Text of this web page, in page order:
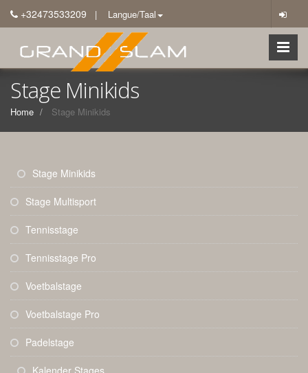
+32473533209 | Langue/Taal
Stage Minikids
Home Stage Minikids
Stage Minikids
Stage Multisport
Tennisstage
Tennisstage Pro
Voetbalstage
Voetbalstage Pro
Padelstage
Kalender Stages